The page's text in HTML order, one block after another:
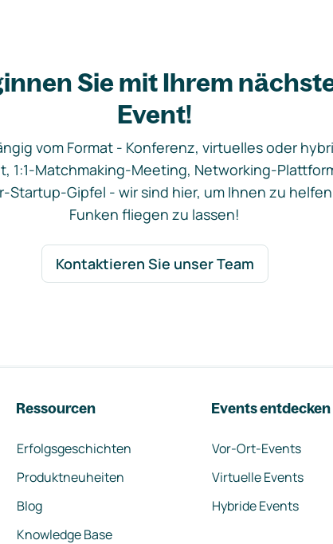
Sie mit Ihrem
Event!
vom Format - Konferenz, virtuelles oder
1:1-Matchmaking-Meeting, Networking-
Startup-Gipfel - wir sind hier, um Ihnen zu
Funken fliegen zu lassen!
Kontaktieren Sie unser Team
Ressourcen
Erfolgsgeschichten
Produktneuheiten
Blog
Knowledge Base
Events entdecken
Vor-Ort-Events
Virtuelle Events
Hybride Events